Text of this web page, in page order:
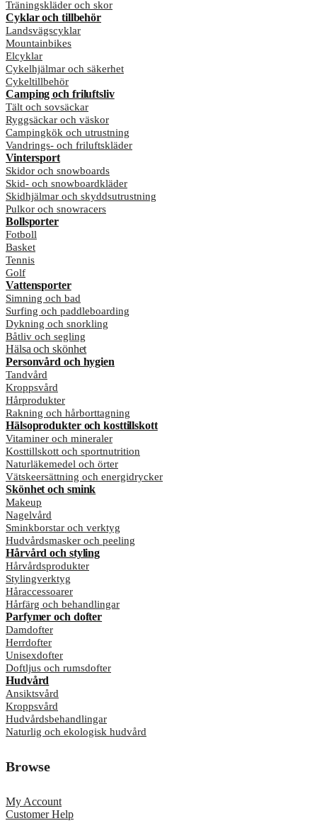
Träningskläder och skor
Cyklar och tillbehör
Landsvägscyklar
Mountainbikes
Elcyklar
Cykelhjälmar och säkerhet
Cykeltillbehör
Camping och friluftsliv
Tält och sovsäckar
Ryggsäckar och väskor
Campingkök och utrustning
Vandrings- och friluftskläder
Vintersport
Skidor och snowboards
Skid- och snowboardkläder
Skidhjälmar och skyddsutrustning
Pulkor och snowracers
Bollsporter
Fotboll
Basket
Tennis
Golf
Vattensporter
Simning och bad
Surfing och paddleboarding
Dykning och snorkling
Båtliv och segling
Hälsa och skönhet
Personvård och hygien
Tandvård
Kroppsvård
Hårprodukter
Rakning och hårborttagning
Hälsoprodukter och kosttillskott
Vitaminer och mineraler
Kosttillskott och sportnutrition
Naturläkemedel och örter
Vätskeersättning och energidrycker
Skönhet och smink
Makeup
Nagelvård
Sminkborstar och verktyg
Hudvårdsmasker och peeling
Hårvård och styling
Hårvårdsprodukter
Stylingverktyg
Håraccessoarer
Hårfärg och behandlingar
Parfymer och dofter
Damdofter
Herrdofter
Unisexdofter
Doftljus och rumsdofter
Hudvård
Ansiktsvård
Kroppsvård
Hudvårdsbehandlingar
Naturlig och ekologisk hudvård
Browse
My Account
Customer Help